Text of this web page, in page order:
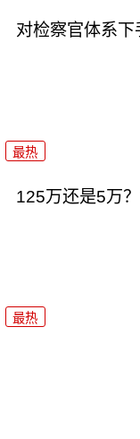
对检察官体系
最热
125万还是5万
最热